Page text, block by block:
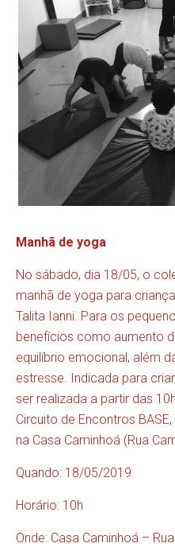
Manhã de yoga
No sábado, dia 18/05, o
manhã de yoga para
Talita Ianni. Para os
benefícios como aumento
equilíbrio emocional, além
estresse. Indicada para
ser realizada a partir das
Circuito de Encontros
na Casa Caminhoá (Rua
Quando: 18/05/2019
Horário: 10h
Onde: Casa Caminhoá –